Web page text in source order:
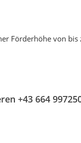
Förderhöhe von
+43 664